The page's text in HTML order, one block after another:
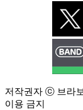
저작권자 ⓒ 브라
이용 금지